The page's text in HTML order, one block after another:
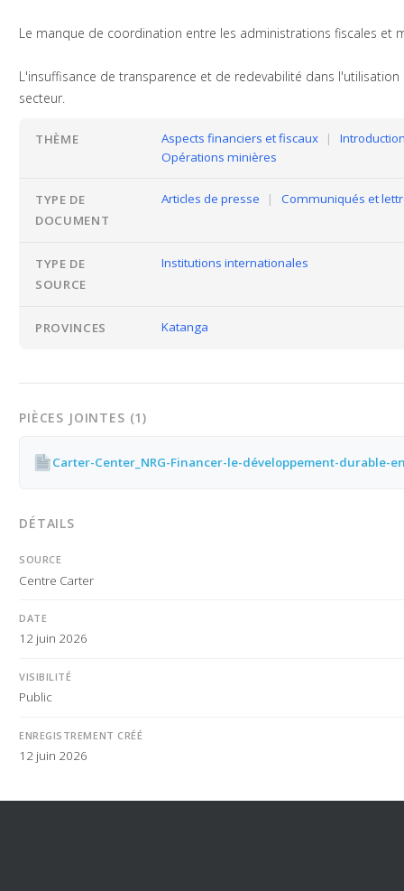
Le manque de coordination entre les administrations fiscales et
L'insuffisance de transparence et de redevabilité dans
secteur.
THÈME Aspects financiers et fiscaux |
Opérations minières
TYPE DE
DOCUMENT
Articles de presse | Communiqués et
TYPE DE
SOURCE
Institutions internationales
PROVINCES Katanga
PIÈCES JOINTES (1)
DÉTAILS
SOURCE
Centre Carter
DATE
12 juin 2026
VISIBILITÉ
Public
ENREGISTREMENT CRÉÉ
12 juin 2026